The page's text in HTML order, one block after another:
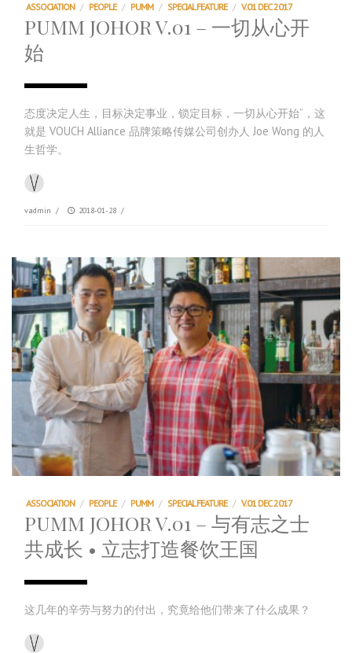
ASSOCIATION / PEOPLE / PUMM / SPECIAL FEATURE / V.01 DEC 2017
PUMM JOHOR V.01 – 一切从心开
始
态度决定人生，目标决定事业，锁定目标，一切从心开始”，这
就是 VOUCH Alliance 品牌策略传媒公司创办人 Joe Wong 的人
生哲学。
vadmin / 2018-01-28 /
ASSOCIATION / PEOPLE / PUMM / SPECIAL FEATURE / V.01 DEC 2017
PUMM JOHOR V.01 – 与有志之士
共成长 • 立志打造餐饮王国
这几年的辛劳与努力的付出，究竟给他们带来了什么成果？